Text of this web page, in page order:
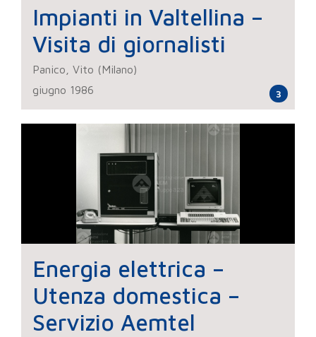
Impianti in Valtellina –
Visita di giornalisti
Panico, Vito (Milano)
giugno 1986
3
Energia elettrica –
Utenza domestica –
Servizio Aemtel